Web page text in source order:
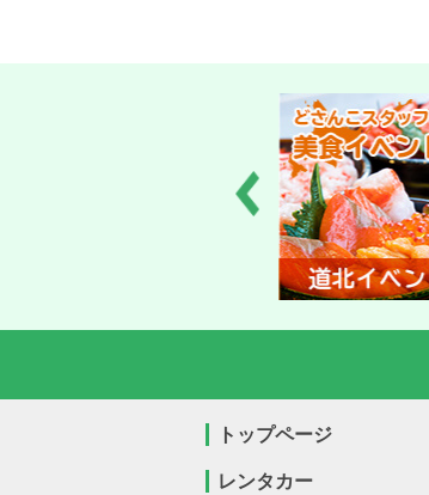
トップページ
レンタカー